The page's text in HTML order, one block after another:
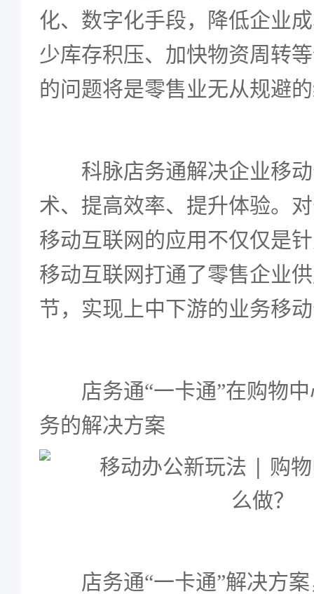
化、数字化手段，降低企业
少库存积压、加快物资周转
的问题将是零售业无从规避
科脉店务通解决企业移
术、提高效率、提升体验。
移动互联网的应用不仅仅是
移动互联网打通了零售企业
节，实现上中下游的业务移
店务通“一卡通”在购物
务的解决方案
店务通“一卡通”解决方